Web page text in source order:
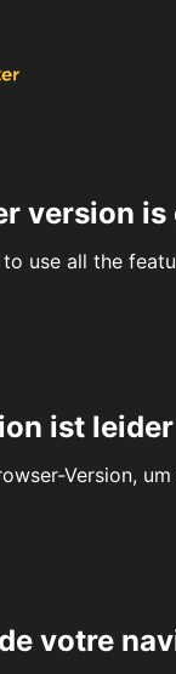
version
use all the
ist
Version,
votre